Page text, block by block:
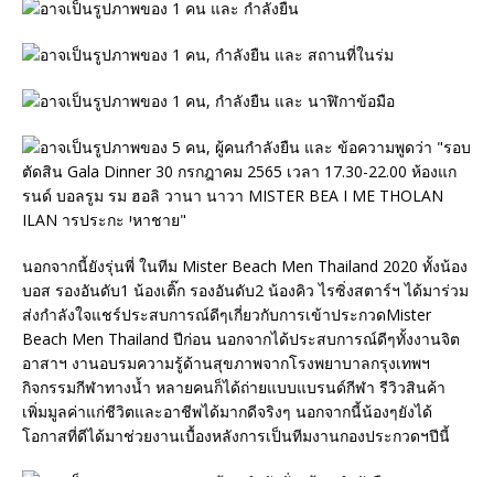
นอกจากนี้ยังรุ่นพี่ ในทีม Mister Beach Men Thailand 2020 ทั้งน้อง
บอส รองอันดับ1 น้องเติ๊ก รองอันดับ2 น้องคิว ไรซิ่งสตาร์ฯ ได้มาร่วม
ส่งกำลังใจแชร์ประสบการณ์ดีๆเกี่ยวกับการเข้าประกวดMister
Beach Men Thailand ปีก่อน นอกจากได้ประสบการณ์ดีๆทั้งงานจิต
อาสาฯ งานอบรมความรู้ด้านสุขภาพจากโรงพยาบาลกรุงเทพฯ
กิจกรรมกีฬาทางน้ำ หลายคนก็ได้ถ่ายแบบแบรนด์กีฬา รีวิวสินค้า
เพิ่มมูลค่าแก่ชีวิตและอาชีพได้มากดีจริงๆ นอกจากนี้น้องๆยังได้
โอกาสที่ดีได้มาช่วยงานเบื้องหลังการเป็นทีมงานกองประกวดฯปีนี้